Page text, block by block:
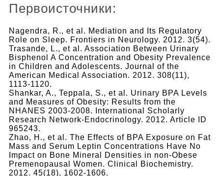
Первоисточники:
Nagendra, R., et al. Mediation and Its Regulatory
Role on Sleep. Frontiers in Neurology. 2012. 3(54).
Trasande, L., et al. Association Between Urinary
Bisphenol A Concentration and Obesity Prevalence
in Children and Adolescents. Journal of the
American Medical Association. 2012. 308(11),
1113-1120.
Shankar, A., Teppala, S., et al. Urinary BPA Levels
and Measures of Obesity: Results from the
NHANES 2003-2008. International Scholarly
Research Network-Endocrinology. 2012. Article ID
965243.
Zhao, H., et al. The Effects of BPA Exposure on Fat
Mass and Serum Leptin Concentrations Have No
Impact on Bone Mineral Densities in non-Obese
Premenopausal Women. Clinical Biochemistry.
2012. 45(18), 1602-1606.